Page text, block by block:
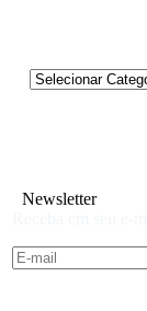
Newsletter